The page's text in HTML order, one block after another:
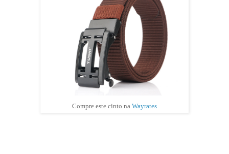
Compre este cinto na Wayrates